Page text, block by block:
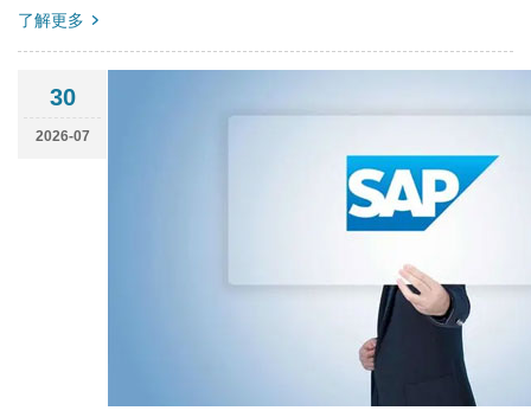
了解更多
30
2026-07